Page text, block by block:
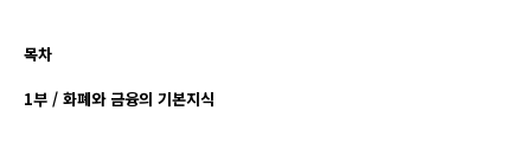
목차
1부 / 화폐와 금융의 기본지식